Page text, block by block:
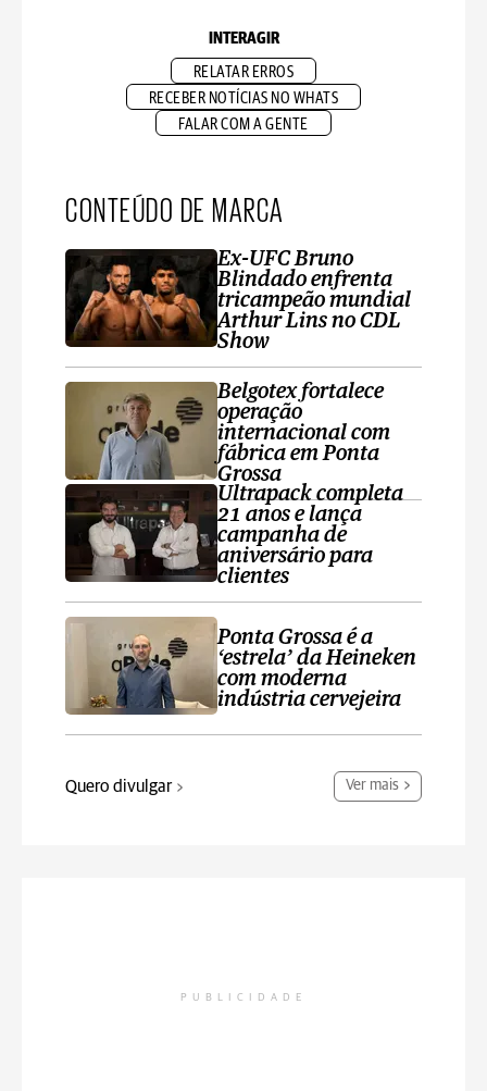
INTERAGIR
RELATAR ERROS
RECEBER NOTÍCIAS NO WHATS
FALAR COM A GENTE
CONTEÚDO DE MARCA
Ex-UFC Bruno
Blindado enfrenta
tricampeão mundial
Arthur Lins no CDL
Show
Belgotex fortalece
operação
internacional com
fábrica em Ponta
Grossa
Ultrapack completa
21 anos e lança
campanha de
aniversário para
clientes
Ponta Grossa é a
‘estrela’ da Heineken
com moderna
indústria cervejeira
Quero divulgar Ver mais
PUBLICIDADE